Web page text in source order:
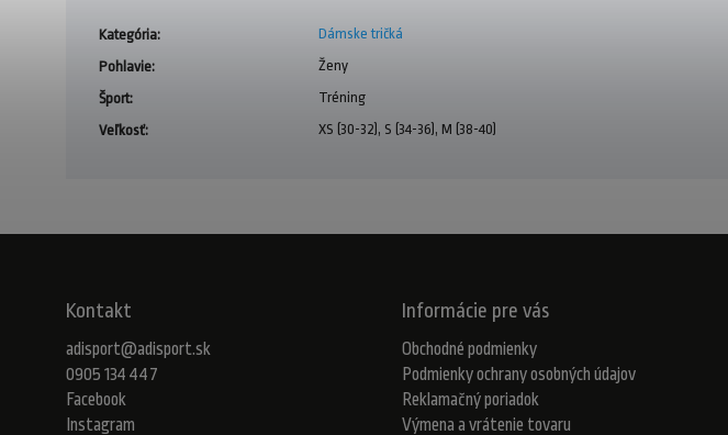
Kategória:
Dámske tričká
Pohlavie:
Ženy
Šport:
Tréning
Veľkosť: XS (30-32), S (34-36), M (38-40)
Kontakt
adisport@adisport.sk
0905 134 447
Facebook
Instagram
Informácie pre vás
Obchodné podmienky
Podmienky ochrany osobných údajov
Reklamačný poriadok
Výmena a vrátenie tovaru